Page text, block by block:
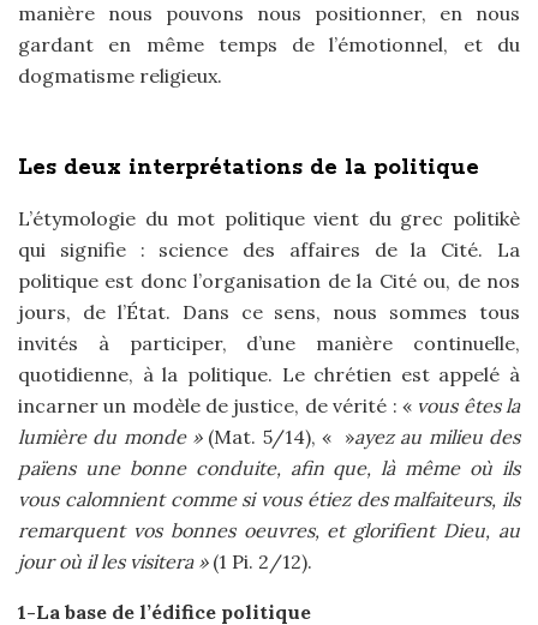
manière nous pouvons nous positionner, en nous
gardant en même temps de l’émotionnel, et du
dogmatisme religieux.
Les deux interprétations de la politique
L’étymologie du mot politique vient du grec politikè
qui signifie : science des affaires de la Cité. La
politique est donc l’organisation de la Cité ou, de nos
jours, de l’État. Dans ce sens, nous sommes tous
invités à participer, d’une manière continuelle,
quotidienne, à la politique. Le chrétien est appelé à
incarner un modèle de justice, de vérité : « vous êtes la
lumière du monde »(Mat. 5/14), « »ayez au milieu des
païens une bonne conduite, afin que, là même où ils
vous calomnient comme si vous étiez des malfaiteurs, ils
remarquent vos bonnes oeuvres, et glorifient Dieu, au
jour où il les visitera »(1 Pi. 2/12).
1-La base de l’édifice politique